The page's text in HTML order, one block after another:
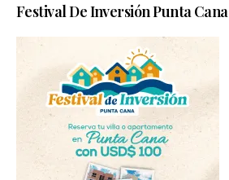
Festival De Inversión Punta Cana